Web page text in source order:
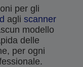
per gli
agli scanner
modello
delle
per ogni